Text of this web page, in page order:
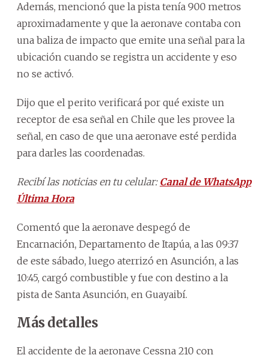
Además, mencionó que la pista tenía 900 metros
aproximadamente y que la aeronave contaba con
una baliza de impacto que emite una señal para la
ubicación cuando se registra un accidente y eso
no se activó.
Dijo que el perito verificará por qué existe un
receptor de esa señal en Chile que les provee la
señal, en caso de que una aeronave esté perdida
para darles las coordenadas.
Recibí las noticias en tu celular: Canal de WhatsApp
Última Hora
Comentó que la aeronave despegó de
Encarnación, Departamento de Itapúa, a las 09:37
de este sábado, luego aterrizó en Asunción, a las
10:45, cargó combustible y fue con destino a la
pista de Santa Asunción, en Guayaibí.
Más detalles
El accidente de la aeronave Cessna 210 con